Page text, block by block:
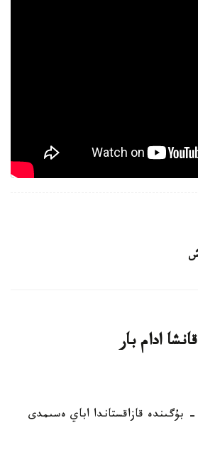
ادام بار
استانا. KAZINFORM - بۇگىندە قازاقستاندا اباي ەسىمدى